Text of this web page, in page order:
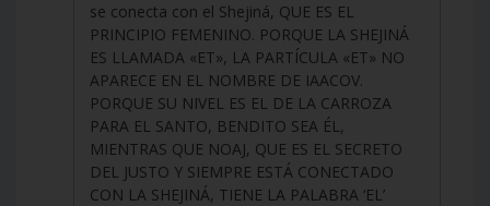
se conecta con el Shejiná, QUE ES EL
PRINCIPIO FEMENINO. PORQUE LA SHEJINÁ
ES LLAMADA «ET», LA PARTÍCULA «ET» NO
APARECE EN EL NOMBRE DE IAACOV.
PORQUE SU NIVEL ES EL DE LA CARROZA
PARA EL SANTO, BENDITO SEA ÉL,
MIENTRAS QUE NOAJ, QUE ES EL SECRETO
DEL JUSTO Y SIEMPRE ESTÁ CONECTADO
CON LA SHEJINÁ, TIENE LA PALABRA ‘EL’